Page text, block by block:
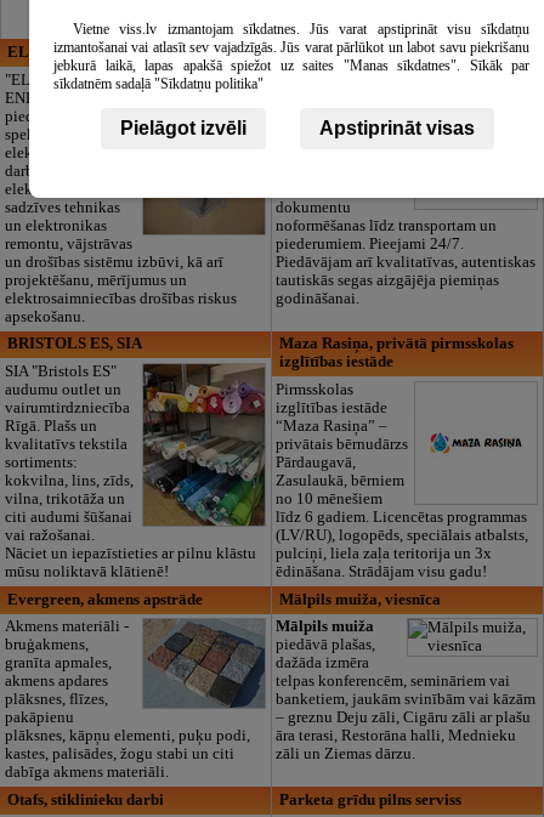
ELECTRIC ENERGY
"ELECTRIC
ENERGY Kandava"
piedāvā pilna
spektra
elektromontāžas
darbus,
elektroinstalācijas,
sadzīves tehnikas
un elektronikas
remontu, vājstrāvas
un drošības sistēmu izbūvi, kā arī
projektēšanu, mērījumus un
elektrosaimniecības drošības riskus
apsekošanu.
CĒSU APBEDĪŠANAS
PAKALPOJUMI, SIA
Mēs parūpēsimies
dokumentu
noformēšanas līdz transportam un
piederumiem. Pieejami 24/7.
Piedāvājam arī kvalitatīvas, autentiskas
tautiskās segas aizgājēja piemiņas
godināšanai.
BRISTOLS ES, SIA
SIA "Bristols ES"
audumu outlet un
vairumtirdzniecība
Rīgā. Plašs un
kvalitatīvs tekstila
sortiments:
kokvilna, lins, zīds,
vilna, trikotāža un
citi audumi šūšanai
vai ražošanai.
Nāciet un iepazīstieties ar pilnu klāstu
mūsu noliktavā klātienē!
Maza Rasiņa, privātā pirmsskolas
izglītības iestāde
Pirmsskolas
izglītības iestāde
“Maza Rasiņa” –
privātais bērnudārzs
Pārdaugavā,
Zasulaukā, bērniem
no 10 mēnešiem
līdz 6 gadiem. Licencētas programmas
(LV/RU), logopēds, speciālais atbalsts,
pulciņi, liela zaļa teritorija un 3x
ēdināšana. Strādājam visu gadu!
Evergreen, akmens apstrāde
Akmens materiāli -
bruģakmens,
granīta apmales,
akmens apdares
plāksnes, flīzes,
pakāpienu
plāksnes, kāpņu elementi, puķu podi,
kastes, palisādes, žogu stabi un citi
dabīga akmens materiāli.
Mālpils muiža, viesnīca
Mālpils muiža
piedāvā plašas,
dažāda izmēra
telpas konferencēm, semināriem vai
banketiem, jaukām svinībām vai kāzām
– greznu Deju zāli, Cigāru zāli ar plašu
āra terasi, Restorāna halli, Mednieku
zāli un Ziemas dārzu.
Otafs, stiklinieku darbi
Parketa grīdu pilns serviss
Vietne viss.lv izmantojam sīkdatnes. Jūs varat apstiprināt visu sīkdatņu
izmantošanai vai atlasīt sev vajadzīgās. Jūs varat pārlūkot un labot savu piekrišanu
jebkurā laikā, lapas apakšā spiežot uz saites "Manas sīkdatnes". Sīkāk par
sīkdatnēm sadaļā "Sīkdatņu politika"
Pielāgot izvēli Apstiprināt visas